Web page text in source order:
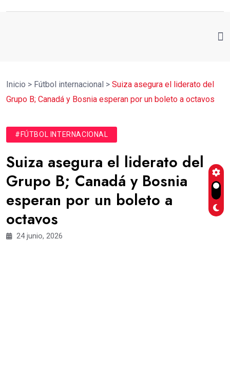
Inicio > Fútbol internacional > Suiza asegura el liderato del
Grupo B; Canadá y Bosnia esperan por un boleto a octavos
#FÚTBOL INTERNACIONAL
Suiza asegura el liderato del
Grupo B; Canadá y Bosnia
esperan por un boleto a
octavos
24 junio, 2026